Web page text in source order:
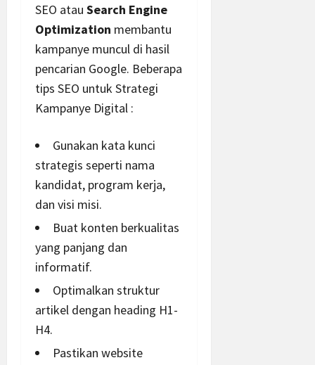
SEO atau Search Engine
Optimization membantu
kampanye muncul di hasil
pencarian Google. Beberapa
tips SEO untuk Strategi
Kampanye Digital :
Gunakan kata kunci
strategis seperti nama
kandidat, program kerja,
dan visi misi.
Buat konten berkualitas
yang panjang dan
informatif.
Optimalkan struktur
artikel dengan heading H1-
H4.
Pastikan website